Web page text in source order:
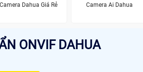
Camera Dahua Giá Rẻ Camera Ai Dahua
ONVIF DAHUA